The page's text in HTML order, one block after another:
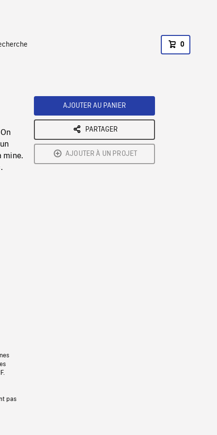
0
mine.
pas
AJOUTER AU PANIER
PARTAGER
AJOUTER À UN PROJET